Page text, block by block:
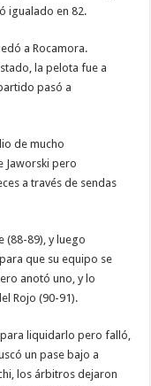
igualado en 82.
a Rocamora.
la pelota fue a
pasó a
de mucho
Jaworski pero
a través de sendas
(88-89), y luego
que su equipo se
anotó uno, y lo
Rojo (90-91).
para liquidarlo pero falló,
un pase bajo a
los árbitros dejaron